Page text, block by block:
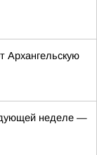
Архангельскую
неделе —